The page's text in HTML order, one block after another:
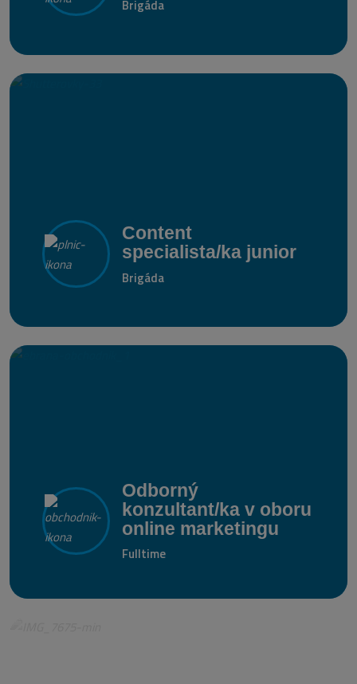
Brigáda
Content
specialista/ka junior
Brigáda
Odborný
konzultant/ka v oboru
online marketingu
Fulltime